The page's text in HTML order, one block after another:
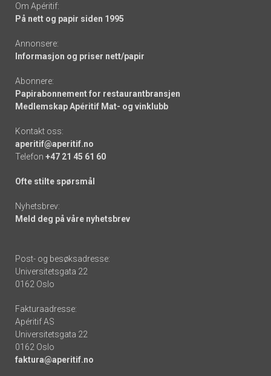
Om Apéritif:
På nett og papir siden 1995
Annonsere:
Informasjon og priser nett/papir
Abonnere:
Papirabonnement for restaurantbransjen
Medlemskap Apéritif Mat- og vinklubb
Kontakt oss:
aperitif@aperitif.no
Telefon +47 21 45 61 60
Ofte stilte spørsmål
Nyhetsbrev:
Meld deg på våre nyhetsbrev
Post- og besøksadresse:
Universitetsgata 22
0162 Oslo
Fakturaadresse:
Apéritif AS
Universitetsgata 22
0162 Oslo
faktura@aperitif.no